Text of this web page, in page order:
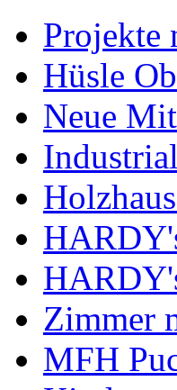
Projekte
Hüsle
Neue
Zimmer
MFH